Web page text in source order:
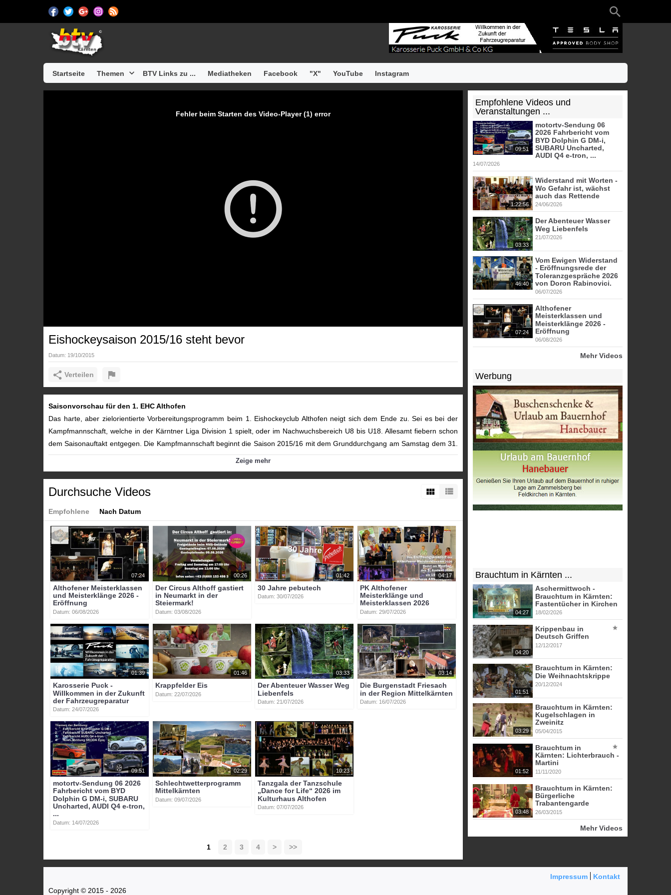
Startseite Themen BTV Links zu ... Mediatheken Facebook "X" YouTube Instagram
Fehler beim Starten des Video-Player (1) error
Eishockeysaison 2015/16 steht bevor
Datum: 19/10/2015
Verteilen
Saisonvorschau für den 1. EHC Althofen
Das harte, aber zielorientierte Vorbereitungsprogramm beim 1. Eishockeyclub Althofen neigt sich dem Ende zu. Sei es bei der
Kampfmannschaft, welche in der Kärntner Liga Division 1 spielt, oder im Nachwuchsbereich U8 bis U18. Allesamt fiebern schon
dem Saisonauftakt entgegen. Die Kampfmannschaft beginnt die Saison 2015/16 mit dem Grunddurchgang am Samstag dem 31.
Oktober mit Beginn um 17.00 Uhr in der Stadthalle Althofen. Auftaktgegner ist Völkermarkt.
Kategorien:
Tags:
althofen
eishockey karl_weitensfelder leo_wagner marcus_kernmayer konstantin_knafl
emma_moser
florian_steinkellner
thomas_bauer gregor_hager maximilian_isopp marcus_steiner
Zeige mehr
Durchsuche Videos
Empfohlene Nach Datum
07:24
Althofener Meisterklassen
und Meisterklänge 2026 -
Eröffnung
Datum: 06/08/2026
00:26
Der Circus Althoff gastiert
in Neumarkt in der
Steiermark!
Datum: 03/08/2026
01:42
30 Jahre pebutech
Datum: 30/07/2026
04:17
PK Althofener
Meisterklänge und
Meisterklassen 2026
Datum: 29/07/2026
01:39
Karosserie Puck -
Willkommen in der Zukunft
der Fahrzeugreparatur
Datum: 24/07/2026
01:46
Krappfelder Eis
Datum: 22/07/2026
03:33
Der Abenteuer Wasser Weg
Liebenfels
Datum: 21/07/2026
03:14
Die Burgenstadt Friesach
in der Region Mittelkärnten
Datum: 16/07/2026
09:51
motortv-Sendung 06 2026
Fahrbericht vom BYD
Dolphin G DM-i, SUBARU
Uncharted, AUDI Q4 e-tron,
...
Datum: 14/07/2026
02:29
Schlechtwetterprogramm
Mittelkärnten
Datum: 09/07/2026
10:23
Tanzgala der Tanzschule
„Dance for Life“ 2026 im
Kulturhaus Althofen
Datum: 07/07/2026
1 2 3 4 > >>
Empfohlene Videos und
Veranstaltungen ...
09:51
motortv-Sendung 06
2026 Fahrbericht vom
BYD Dolphin G DM-i,
SUBARU Uncharted,
AUDI Q4 e-tron, ...
14/07/2026
1:22:56
Widerstand mit Worten -
Wo Gefahr ist, wächst
auch das Rettende
24/06/2026
03:33
Der Abenteuer Wasser
Weg Liebenfels
21/07/2026
46:40
Vom Ewigen Widerstand
- Eröffnungsrede der
Toleranzgespräche 2026
von Doron Rabinovici.
06/07/2026
07:24
Althofener
Meisterklassen und
Meisterklänge 2026 -
Eröffnung
06/08/2026
Mehr Videos
Werbung
Brauchtum in Kärnten ...
04:27
Aschermittwoch -
Brauchtum in Kärnten:
Fastentücher in Kirchen
18/02/2026
04:20
Krippenbau in
Deutsch Griffen
12/12/2017
01:51
Brauchtum in Kärnten:
Die Weihnachtskrippe
20/12/2024
03:29
Brauchtum in Kärnten:
Kugelschlagen in
Zweinitz
05/04/2015
01:52
Brauchtum in
Kärnten: Lichterbrauch -
Martini
11/11/2020
03:48
Brauchtum in Kärnten:
Bürgerliche
Trabantengarde
26/03/2015
Mehr Videos
Impressum
Kontakt
Copyright © 2015 - 2026